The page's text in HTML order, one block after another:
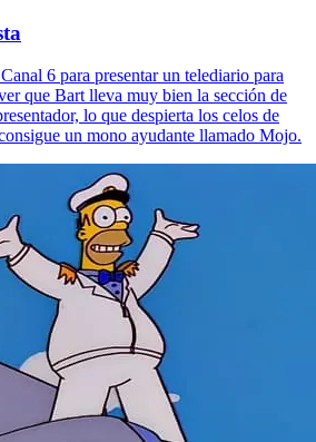
6 para presentar un telediario para
que Bart lleva muy bien la sección de
lo que despierta los celos de
un mono ayudante llamado Mojo.